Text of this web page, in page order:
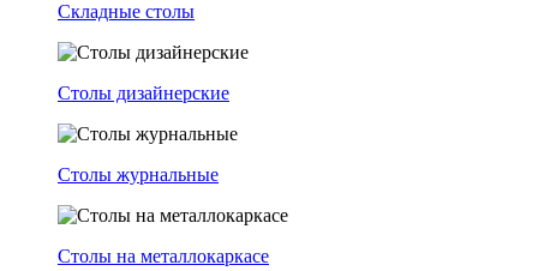
Складные столы
Столы дизайнерские
Столы журнальные
Столы на металлокаркасе